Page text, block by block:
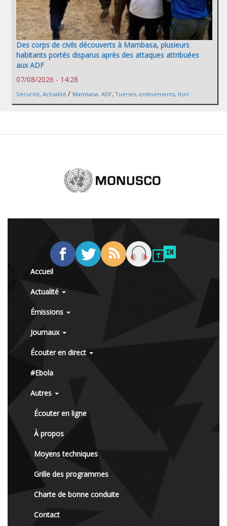
Des corps de civils découverts à Mambasa, plusieurs
habitants portés disparus après des attaques attribuées
aux ADF
07/08/2026 - 14:28
Sécurité, Actualité / Mambasa. ADF, Tueries, enlèvements, Ituri
Accueil
Actualité
Émissions
Journaux
Écouter en direct
#Ebola
Autres
Écouter en ligne
À propos
Moyens techniques
Grille des programmes
Charte de bonne conduite
Contact